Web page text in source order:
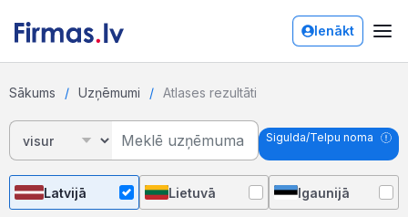
Ienākt
Sākums Uzņēmumi Atlases rezultāti
Sigulda/Telpu noma
Latvijā Lietuvā Igaunijā